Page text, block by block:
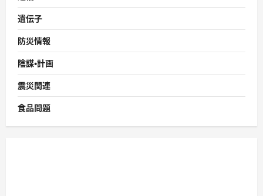
遺伝子
防災情報
陰謀・計画
震災関連
食品問題